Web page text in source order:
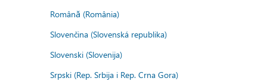
Română (România)
Slovenčina (Slovenská republika)
Slovenski (Slovenija)
Srpski (Rep. Srbija i Rep. Crna Gora)